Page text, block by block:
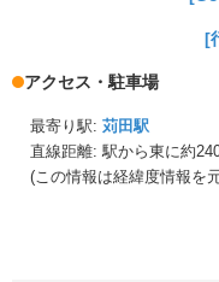
[
アクセス・駐車場
最寄り駅: 苅田駅
直線距離: 駅から東に約
(この情報は経緯度情報を